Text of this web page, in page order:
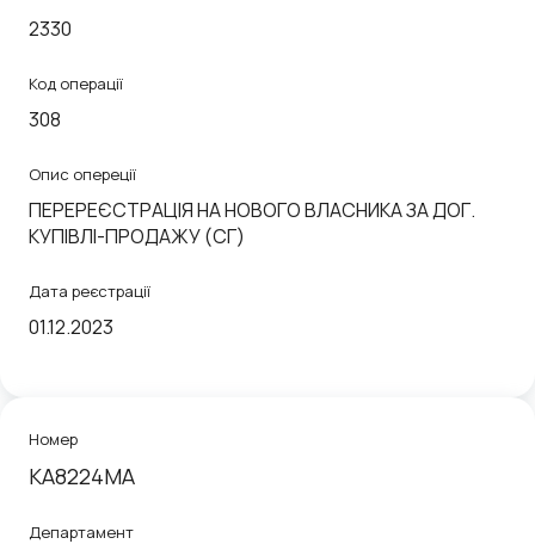
2330
Код операції
308
Опис опереції
ПЕРЕРЕЄСТРАЦІЯ НА НОВОГО ВЛАСНИКА ЗА ДОГ.
КУПIВЛI-ПРОДАЖУ (СГ)
Дата реєстрації
01.12.2023
Номер
KA8224MA
Департамент